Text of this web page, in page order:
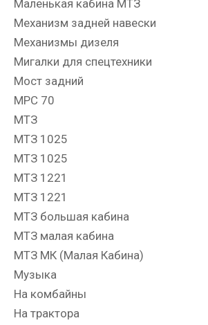
Маленькая кабина МТЗ
Механизм задней навески
Механизмы дизеля
Мигалки для спецтехники
Мост задний
МРС 70
МТЗ
МТЗ 1025
МТЗ 1025
МТЗ 1221
МТЗ 1221
МТЗ большая кабина
МТЗ малая кабина
МТЗ МК (Малая Кабина)
Музыка
На комбайны
На трактора